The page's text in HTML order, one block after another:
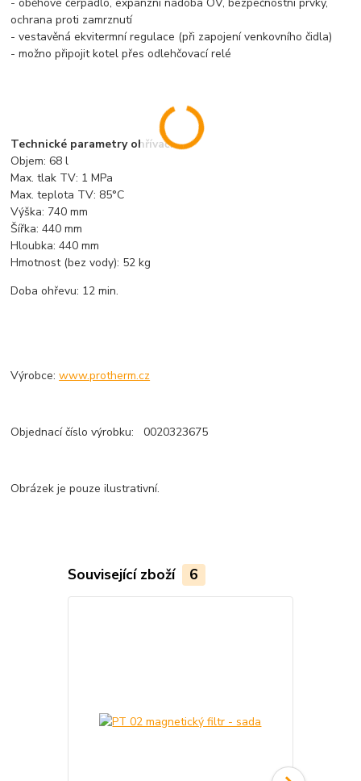
ochrana proti zamrznutí
- vestavěná ekvitermní regulace (při zapojení venkovního čidla)
- možno připojit kotel přes odlehčovací relé
Technické parametry ohřívač:
Objem: 68 l
Max. tlak TV: 1 MPa
Max. teplota TV: 85°C
Výška: 740 mm
Šířka: 440 mm
Hloubka: 440 mm
Hmotnost (bez vody): 52 kg
Doba ohřevu: 12 min.
Výrobce:www.protherm.cz
Objednací číslo výrobku: 0020323675
Obrázek je pouze ilustrativní.
Související zboží 6